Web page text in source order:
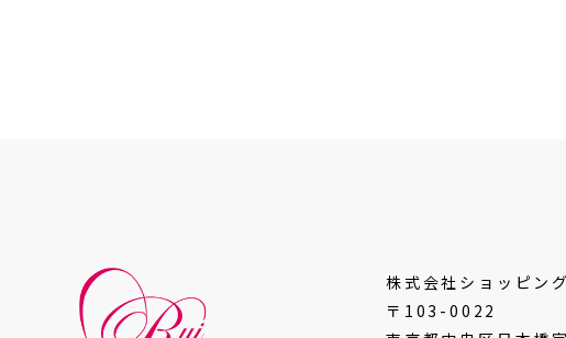
株式会社ショッピン
〒103-0022